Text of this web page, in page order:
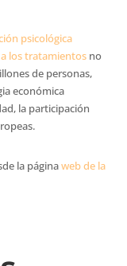
psicológica
los tratamientos no
de personas,
económica
la participación
la páginaweb de la